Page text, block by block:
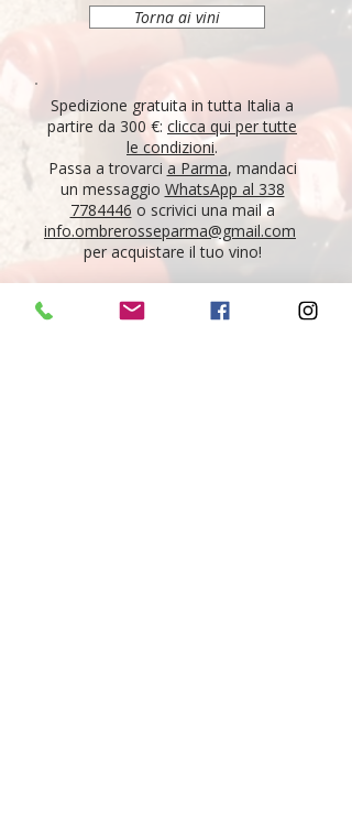
Torna ai vini
Spedizione gratuita in tutta Italia a
partire da 300 €: clicca qui per tutte
le condizioni.
Passa a trovarci a Parma, mandaci
un messaggio WhatsApp al 338
7784446 o scrivici una mail a
info.ombrerosseparma@gmail.com
per acquistare il tuo vino!
"Tutti i vini della nostra cantina derivano da un
lungo percorso di ricerca, iniziato nel 1995 con